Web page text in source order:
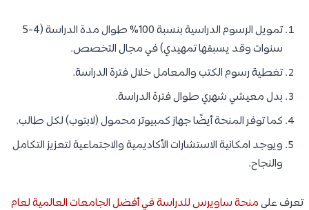
تمويل الرسوم الدراسية بنسبة 100% طوال مدة الدراسة (4-5
سنوات وقد يسبقها تمهيدي) في مجال التخصص.
تغطية رسوم الكتب والمعامل خلال فترة الدراسة.
بدل معيشي شهري طوال فترة الدراسة.
كما توفر المنحة أيضًا جهاز كمبيوتر محمول (لابتوب) لكل طالب.
ويوجد امكانية الاستشارات الأكاديمية والاجتماعية لتعزيز التكامل
والنجاح.
تعرف علىمنحة ساويرس للدراسة في أفضل الجامعات العالمية لعام